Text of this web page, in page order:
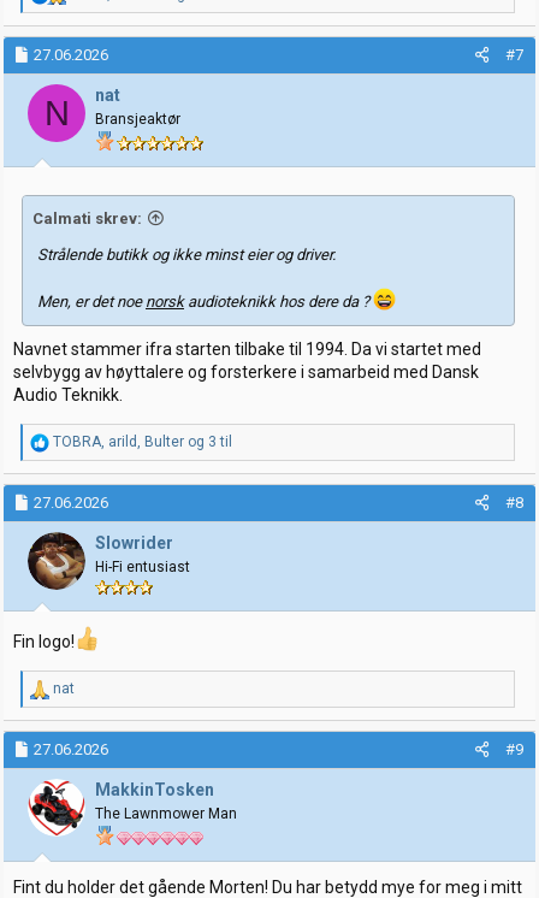
e
a
k
s
j
r
27.06.2026 #7
N nat
Bransjeaktør
Calmati skrev:
Strålende butikk og ikke minst eier og driver.
Men, er det noe norskaudioteknikk hos dere da ?
Navnet stammer ifra starten tilbake til 1994. Da vi startet med
selvbygg av høyttalere og forsterkere i samarbeid med Dansk
Audio Teknikk.
R
e
a
k
s
j
o
n
e
r
TOBRA, arild , Bulter og 3 til
27.06.2026 #8
Slowrider
Hi-Fi entusiast
Fin logo!
R
e
a
k
s
j
o
n
e
r
:
nat
27.06.2026 #9
MakkinTosken
The Lawnmower Man
Fint du holder det gående Morten! Du har betydd mye for meg i mitt